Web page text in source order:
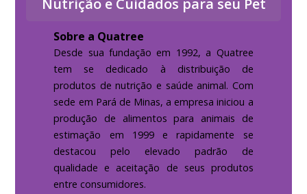
Nutrição e Cuidados para seu Pet
Sobre a Quatree
Desde sua fundação em 1992, a Quatree
tem se dedicado à distribuição de
produtos de nutrição e saúde animal. Com
sede em Pará de Minas, a empresa iniciou a
produção de alimentos para animais de
estimação em 1999 e rapidamente se
destacou pelo elevado padrão de
qualidade e aceitação de seus produtos
entre consumidores.